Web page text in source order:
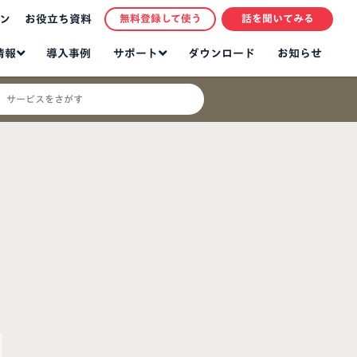
報 導入事例 サポート ダウンロード お知らせ
お役立ち資料 無料登録して使う 話を聞いてみる